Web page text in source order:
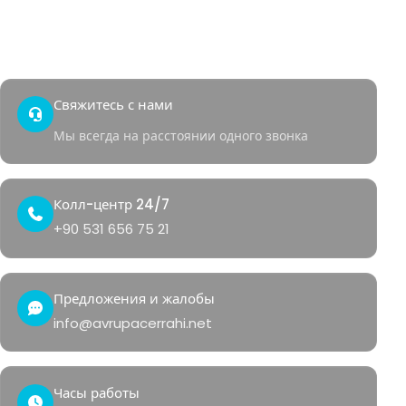
Свяжитесь с нами
Мы всегда на расстоянии одного звонка
Колл-центр 24/7
+90 531 656 75 21
Предложения и жалобы
info@avrupacerrahi.net
Часы работы